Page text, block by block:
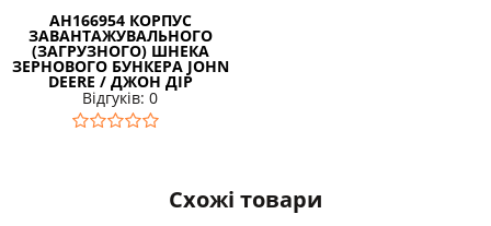
AH166954 КОРПУС
ЗАВАНТАЖУВАЛЬНОГО
(ЗАГРУЗНОГО) ШНЕКА
ЗЕРНОВОГО БУНКЕРА JOHN
DEERE / ДЖОН ДІР
Відгуків: 0
Схожі товари